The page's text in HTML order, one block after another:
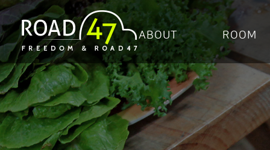
ABOUT ROOM